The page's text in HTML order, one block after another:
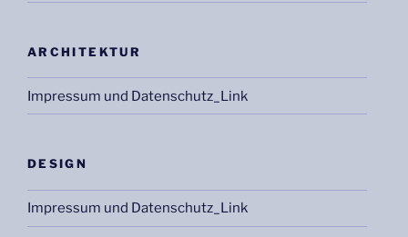
ARCHITEKTUR
Impressum und Datenschutz_Link
DESIGN
Impressum und Datenschutz_Link